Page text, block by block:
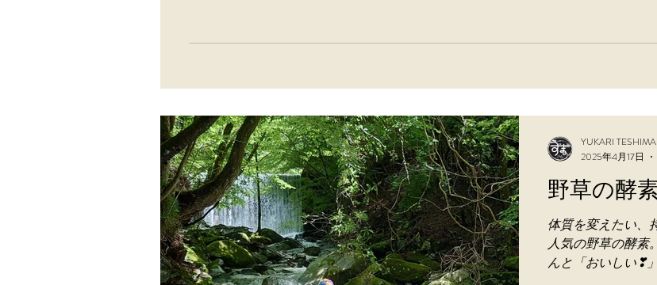
野草の酵
体質を変えたい、
人気の野草の酵素
んと「おいしい❣
YUKARI TESHIMA
2025年4月17日